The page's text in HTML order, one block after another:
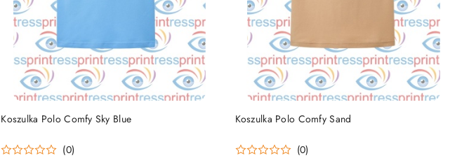
Koszulka Polo Comfy Sky Blue
(0)
DO KOSZYKA Koszulka Polo Comfy Sand
(0)
DO KOSZYKA